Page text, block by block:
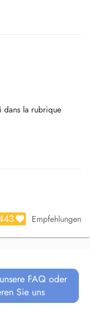
dans la rubrique
Empfehlungen
FAQ oder
Sie uns